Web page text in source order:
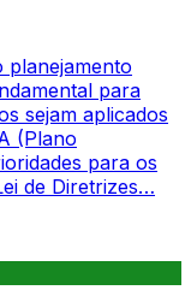
planejamento
para
sejam aplicados
(Plano
para os
de Diretrizes…